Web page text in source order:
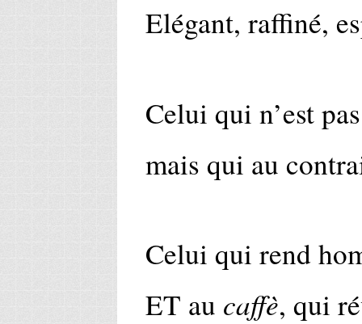
Elégant, raffiné,
Celui qui n’est
mais qui au
Celui qui rend
ET au caffè, qui